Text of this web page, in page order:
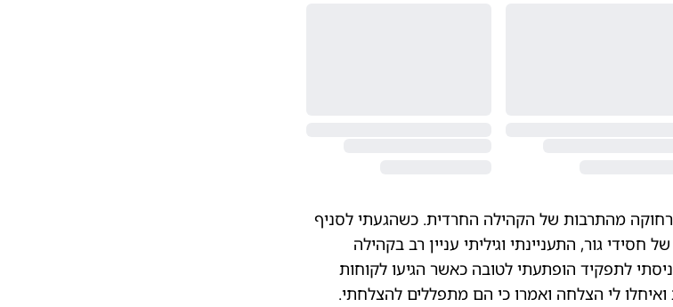
רחוקה מהתרבות של הקהילה החרדית. כשהגעתי לסניף
גור, התעניינתי וגיליתי עניין רב בקהילה
לתפקיד הופתעתי לטובה כאשר הגיעו לקוחות
לי הצלחה ואמרו כי הם מתפללים להצלחתי.